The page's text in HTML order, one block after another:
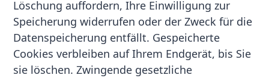
Löschung auffordern, Ihre Einwilligung zur
Speicherung widerrufen oder der Zweck für die
Datenspeicherung entfällt. Gespeicherte
Cookies verbleiben auf Ihrem Endgerät, bis Sie
sie löschen. Zwingende gesetzliche